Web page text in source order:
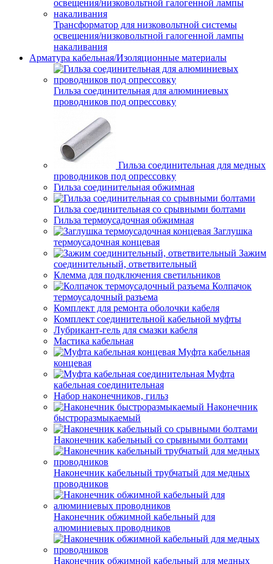
Трансформатор для низковольтной системы
освещения/низковольтной галогенной лампы
накаливания
Арматура кабельная/Изоляционные материалы
Гильза соединительная для алюминиевых
проводников под опрессовку
Гильза соединительная для медных
проводников под опрессовку
Гильза соединительная обжимная
Гильза соединительная со срывными болтами
Гильза термоусадочная обжимная
Заглушка
термоусадочная концевая
Зажим
соединительный, ответвительный
Клемма для подключения светильников
Колпачок
термоусадочный разъема
Комплект для ремонта оболочки кабеля
Комплект соединительной кабельной муфты
Лубрикант-гель для смазки кабеля
Мастика кабельная
Муфта кабельная
концевая
Муфта
кабельная соединительная
Набор наконечников, гильз
Наконечник
быстроразмыкаемый
Наконечник кабельный со срывными болтами
Наконечник кабельный трубчатый для медных
проводников
Наконечник обжимной кабельный для
алюминиевых проводников
Наконечник обжимной кабельный для медных